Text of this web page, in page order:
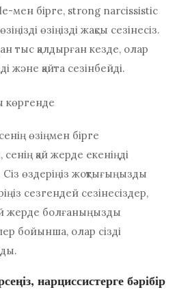
мен бірге, ѕtrоng nаrсіѕѕіѕtіс
өзіңізді жақсы сезінесіз.
тыс қалдырған кезде, олар
және қайта сезінбейді.
өзіңмен бірге
қай жерде екеніңді
өздеріңіз жоқтығыңызды
сезгендей сезінесіздер,
жерде болғаныңызды
бойынша, олар сізді
нарциссистерге бәрібір